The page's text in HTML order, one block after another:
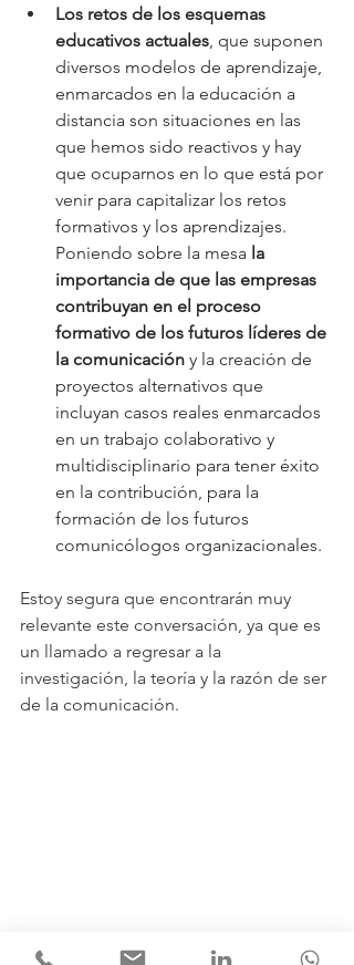
Los retos de los esquemas
educativos actuales, que suponen
diversos modelos de aprendizaje,
enmarcados en la educación a
distancia son situaciones en las
que hemos sido reactivos y hay
que ocuparnos en lo que está por
venir para capitalizar los retos
formativos y los aprendizajes.
Poniendo sobre la mesa la
importancia de que las empresas
contribuyan en el proceso
formativo de los futuros líderes de
la comunicación y la creación de
proyectos alternativos que
incluyan casos reales enmarcados
en un trabajo colaborativo y
multidisciplinario para tener éxito
en la contribución, para la
formación de los futuros
comunicólogos organizacionales.
Estoy segura que encontrarán muy
relevante este conversación, ya que es
un llamado a regresar a la
investigación, la teoría y la razón de ser
de la comunicación.